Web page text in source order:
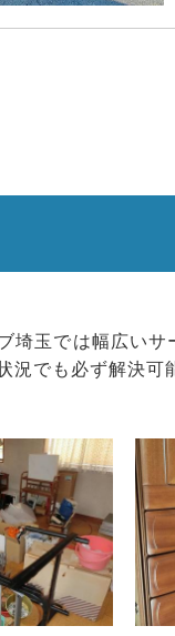
埼玉では幅広い
況でも必ず解決可